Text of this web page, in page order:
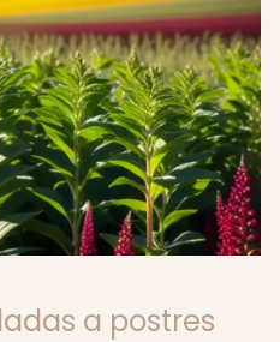
a postres